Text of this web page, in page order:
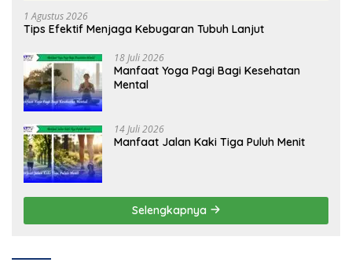
1 Agustus 2026
Tips Efektif Menjaga Kebugaran Tubuh Lanjut
18 Juli 2026
Manfaat Yoga Pagi Bagi Kesehatan
Mental
14 Juli 2026
Manfaat Jalan Kaki Tiga Puluh Menit
Selengkapnya